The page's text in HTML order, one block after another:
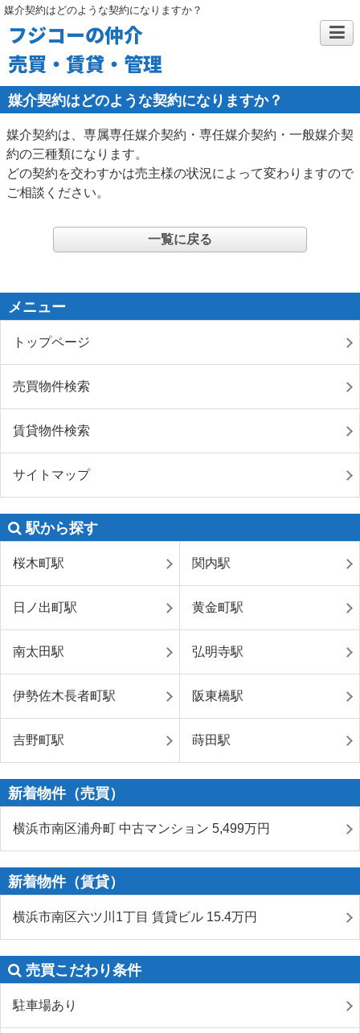
媒介契約はどのような契約になりますか？
フジコーの仲介
売買・賃貸・管理
媒介契約はどのような契約になりますか？
媒介契約は、専属専任媒介契約・専任媒介契約・一般媒介契
約の三種類になります。
どの契約を交わすかは売主様の状況によって変わりますので
ご相談ください。
一覧に戻る
メニュー
トップページ
売買物件検索
賃貸物件検索
サイトマップ
駅から探す
桜木町駅 関内駅
日ノ出町駅 黄金町駅
南太田駅 弘明寺駅
伊勢佐木長者町駅 阪東橋駅
吉野町駅 蒔田駅
新着物件（売買）
横浜市南区浦舟町 中古マンション 5,499万円
新着物件（賃貸）
横浜市南区六ツ川1丁目 賃貸ビル 15.4万円
売買こだわり条件
駐車場あり